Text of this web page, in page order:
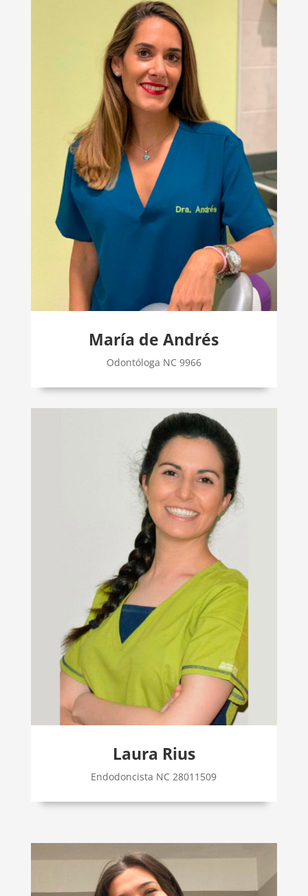
María de Andrés
Odontóloga NC 9966
Laura Rius
Endodoncista NC 28011509